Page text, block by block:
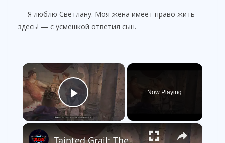
— Я люблю Светлану. Моя жена имеет право жить
здесь! — с усмешкой ответил сын.
×
Play Video
Now Playing
×
Tainted Grail: The Fall of Avalon - Minher Rites: Talk To Neante About The Corrupted Temple Gameplay